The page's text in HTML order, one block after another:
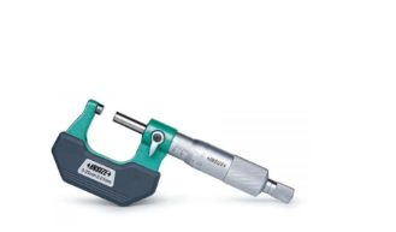
Wir empfehlen